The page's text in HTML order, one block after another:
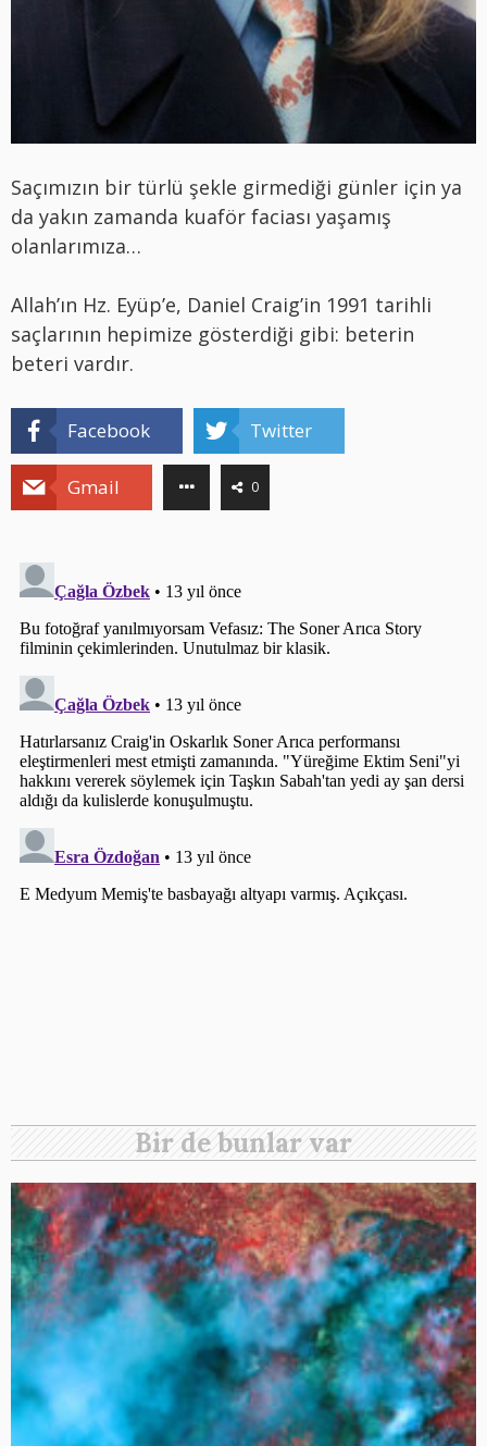
Saçımızın bir türlü şekle girmediği günler için ya
da yakın zamanda kuaför faciası yaşamış
olanlarımıza…
Allah’ın Hz. Eyüp’e, Daniel Craig’in 1991 tarihli
saçlarının hepimize gösterdiği gibi: beterin
beteri vardır.
Facebook Twitter
Gmail 0
Bir de bunlar var